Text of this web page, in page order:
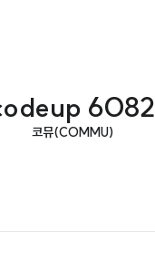
6082
코뮤(COMMU)